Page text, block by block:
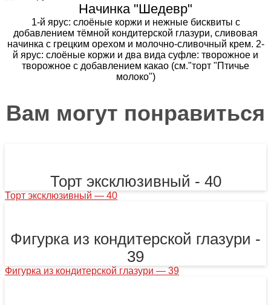
Начинка "Шедевр"
1-й ярус: слоёные коржи и нежные бисквиты с
добавлением тёмной кондитерской глазури, сливовая
начинка с грецким орехом и молочно-сливочный крем. 2-
й ярус: слоёные коржи и два вида суфле: творожное и
творожное с добавлением какао (см."торт "Птичье
молоко")
Вам могут понравиться
Торт эксклюзивный - 40
Торт эксклюзивный — 40
Фигурка из кондитерской глазури -
39
Фигурка из кондитерской глазури — 39